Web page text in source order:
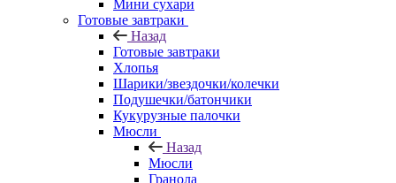
Мини сухари
Готовые завтраки
Назад
Готовые завтраки
Хлопья
Шарики/звездочки/колечки
Подушечки/батончики
Кукурузные палочки
Мюсли
Назад
Мюсли
Гранола